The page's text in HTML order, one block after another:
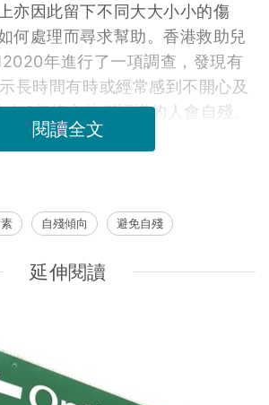
亦因此留下不同大大小小的傷
何處理而尋求幫助。香港救助兒
年進行了一項調查，發現有
長時間有時或經常感到不開心及
3個擔心他們認識的人會自殘。
閱讀全文
自殘傾向 避免自殘
延伸閱讀